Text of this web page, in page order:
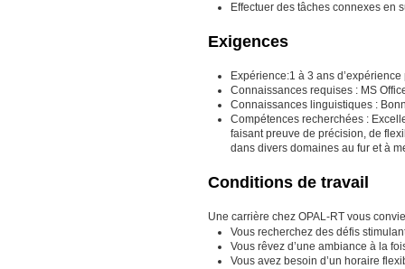
Effectuer des tâches connexes en
Exigences
Expérience:1 à 3 ans
Connaissances requises : MS
Connaissances linguistiques :
Compétences recherchées :
faisant preuve de précision, de
dans divers domaines au fur et à
Conditions de travail
Une carrière chez OPAL-RT vous
Vous recherchez des défis
Vous rêvez d’une ambiance à la
Vous avez besoin d’un horaire